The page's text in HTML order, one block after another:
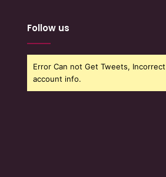
Follow us
Error Can not Get Tweets, Incorrect
account info.